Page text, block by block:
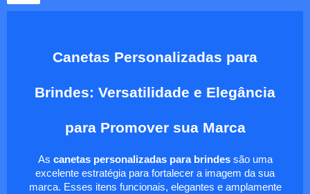
Canetas Personalizadas para
Brindes: Versatilidade e Elegância
para Promover sua Marca
As canetas personalizadas para brindessão uma
excelente estratégia para fortalecer a imagem da sua
marca. Esses itens funcionais, elegantes e amplamente